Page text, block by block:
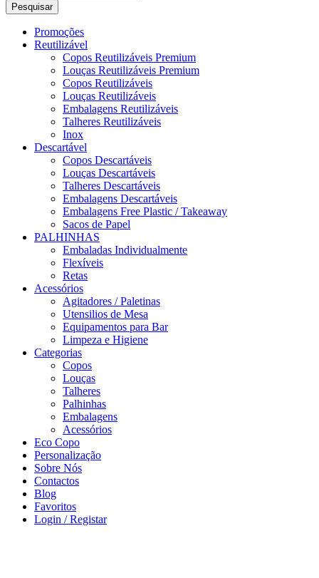
Pesquisar
Promoções
Reutilizável
Copos Reutilizáveis Premium
Louças Reutilizáveis Premium
Copos Reutilizáveis
Louças Reutilizáveis
Embalagens Reutilizáveis
Talheres Reutilizáveis
Inox
Descartável
Copos Descartáveis
Louças Descartáveis
Talheres Descartáveis
Embalagens Descartáveis
Embalagens Free Plastic / Takeaway
Sacos de Papel
PALHINHAS
Embaladas Individualmente
Flexíveis
Retas
Acessórios
Agitadores / Paletinas
Utensilios de Mesa
Equipamentos para Bar
Limpeza e Higiene
Categorias
Copos
Louças
Talheres
Palhinhas
Embalagens
Acessórios
Eco Copo
Personalização
Sobre Nós
Contactos
Blog
Favoritos
Login / Registar